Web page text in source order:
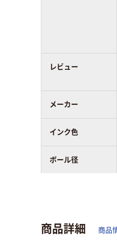
レビュー
メーカー
インク色
ボール径
商品詳細 商品